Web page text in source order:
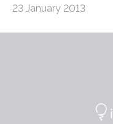
23 January 2013